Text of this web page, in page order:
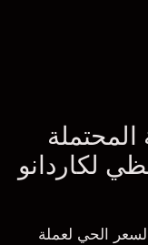
لكاردانو
الحي لعملة